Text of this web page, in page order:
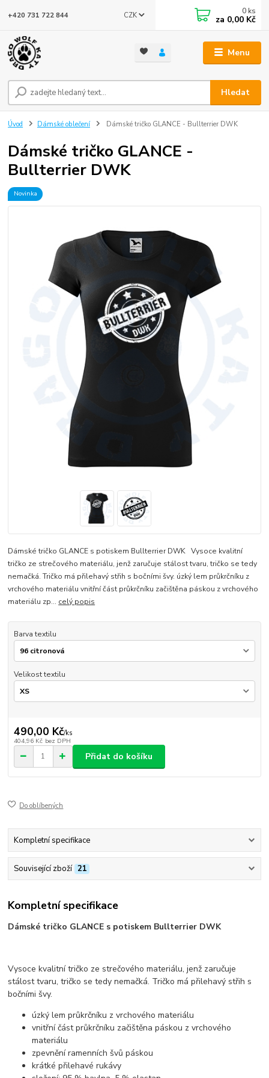
Menu
CZK
Hledat
+420 731 722 844 0 ks
za 0,00 Kč
Úvod Dámské oblečení Dámské tričko GLANCE - Bullterrier DWK
Dámské tričko GLANCE -
Bullterrier DWK
Novinka
Dámské tričko GLANCE s potiskem Bullterrier DWK Vysoce kvalitní
tričko ze strečového materiálu, jenž zaručuje stálost tvaru, tričko se tedy
nemačká. Tričko má přilehavý střih s bočními švy. úzký lem průkrčníku z
vrchového materiálu vnitřní část průkrčníku začištěna páskou z vrchového
materiálu zp... celý popis
Barva textilu
Velikost textilu
490,00 Kč/ks
404,96 Kč bez DPH
Přidat do košíku
Do oblíbených
Kompletní specifikace
Související zboží 21
Kompletní specifikace
Dámské tričko GLANCE s potiskem Bullterrier DWK
Vysoce kvalitní tričko ze strečového materiálu, jenž zaručuje
stálost tvaru, tričko se tedy nemačká. Tričko má přilehavý střih s
bočními švy.
úzký lem průkrčníku z vrchového materiálu
vnitřní část průkrčníku začištěna páskou z vrchového
materiálu
zpevnění ramenních švů páskou
krátké přilehavé rukávy